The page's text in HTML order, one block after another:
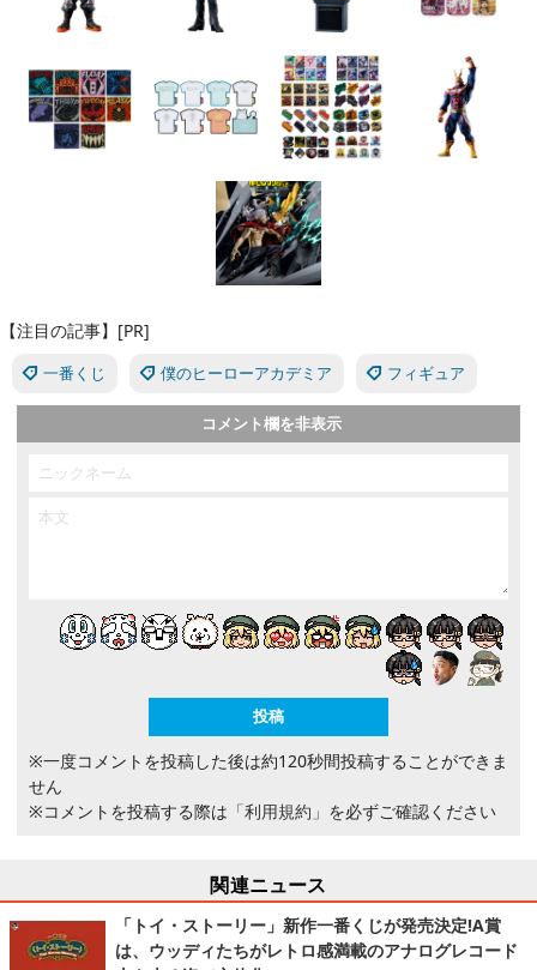
【注目の記事】[PR]
一番くじ 僕のヒーローアカデミア フィギュア
コメント欄を非表示
※一度コメントを投稿した後は約120秒間投稿することができま
せん
※コメントを投稿する際は 「利用規約」 を必ずご確認ください
関連ニュース
「トイ・ストーリー」新作一番くじが発売決定!A賞
は、ウッディたちがレトロ感満載のアナログレコード